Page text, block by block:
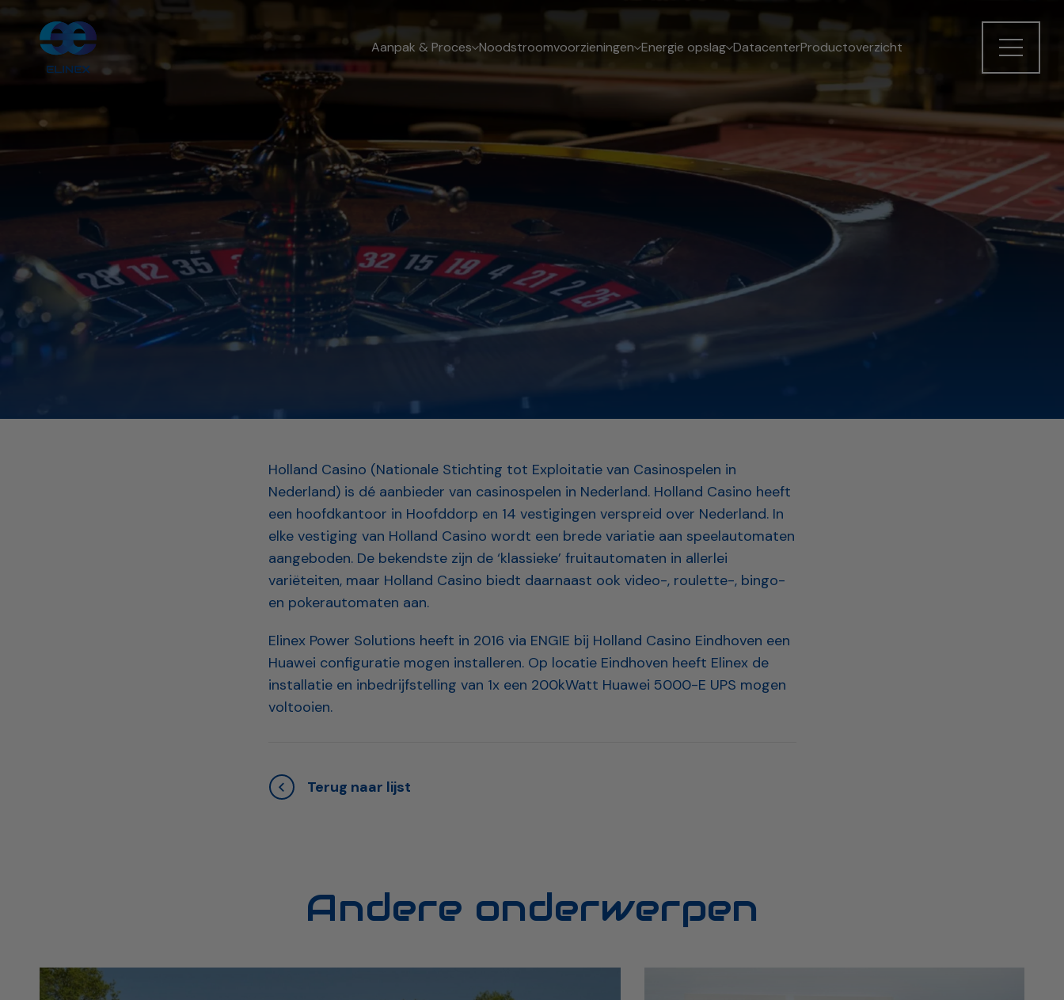
Aanpak & Proces Noodstroomvoorzieningen Energie opslag DatacenterProductoverzicht
Holland Casino (Nationale Stichting tot Exploitatie van Casinospelen in
Nederland) is dé aanbieder van casinospelen in Nederland. Holland Casino heeft
een hoofdkantoor in Hoofddorp en 14 vestigingen verspreid over Nederland. In
elke vestiging van Holland Casino wordt een brede variatie aan speelautomaten
aangeboden. De bekendste zijn de ‘klassieke’ fruitautomaten in allerlei
variëteiten, maar Holland Casino biedt daarnaast ook video-, roulette-, bingo-
en pokerautomaten aan.
Elinex Power Solutions heeft in 2016 via ENGIE bij Holland Casino Eindhoven een
Huawei configuratie mogen installeren. Op locatie Eindhoven heeft Elinex de
installatie en inbedrijfstelling van 1x een 200kWatt Huawei 5000-E UPS mogen
voltooien.
Terug naar lijst
Andere onderwerpen